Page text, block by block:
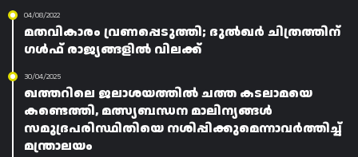
04/08/2022
മതവികാരം വ്രണപ്പെടുത്തി; ദുൽഖർ ചിത്രത്തിന്
ഗൾഫ് രാജ്യങ്ങളിൽ വിലക്ക്
30/04/2025
ഖത്തറിലെ ജലാശയത്തിൽ ചത്ത കടലാമയെ
കണ്ടെത്തി, മത്സ്യബന്ധന മാലിന്യങ്ങൾ
സമുദ്രപരിസ്ഥിതിയെ നശിപ്പിക്കുമെന്നാവർത്തിച്ച്
മന്ത്രാലയം